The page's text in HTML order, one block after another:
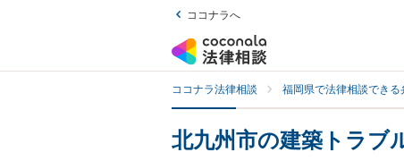
ココナラへ
ココナラ法律相談 福岡県で法律相談できる
北九州市の建築トラブ